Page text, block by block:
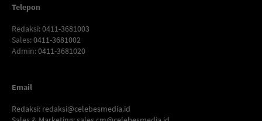
Telepon
Redaksi: 0411-3681003
Sales: 0411-3681002
Admin: 0411-3681020
Email
Redaksi: redaksi@celebesmedia.id